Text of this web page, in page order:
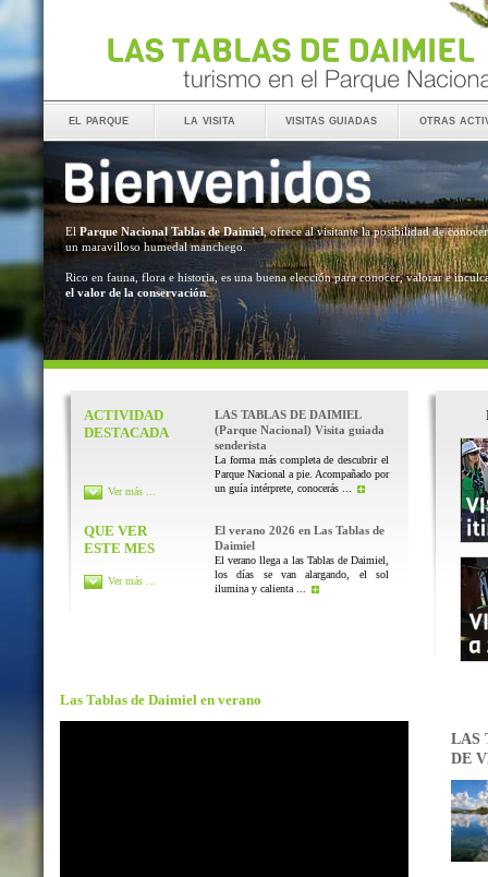
el parque la visita visitas guiadas otras
El Parque Nacional Tablas de Daimiel, ofrece al visitante la posibilidad de conocer
un maravilloso humedal manchego.
Rico en fauna, flora e historia, es una buena elección para conocer, valorar e
el valor de la conservación.
ACTIVIDAD
DESTACADA
LAS TABLAS DE DAIMIEL
(Parque Nacional) Visita guiada
senderista
La forma más completa de descubrir el
Parque Nacional a pie. Acompañado por
un guía intérprete, conocerás ...
Ver más ...
QUE VER
ESTE MES
El verano 2026 en Las Tablas de
Daimiel
El verano llega a las Tablas de Daimiel,
los días se van alargando, el sol
ilumina y calienta ...
Ver más ...
Las Tablas de Daimiel en verano
LAS
DE